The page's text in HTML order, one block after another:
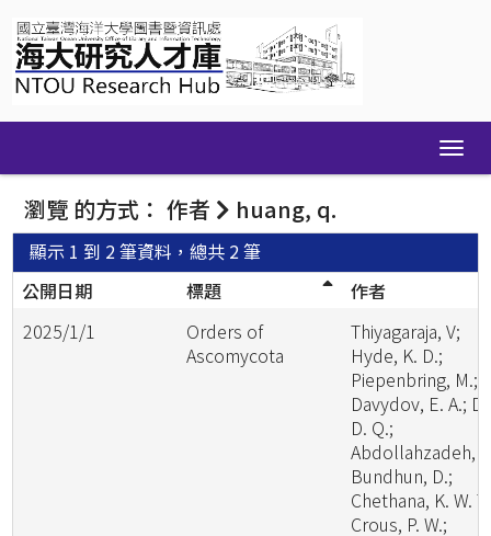
navigation
瀏覽 的方式： 作者 huang, q.
顯示 1 到 2 筆資料，總共 2 筆
公開日期
標題
作者
2025/1/1
Orders of
Ascomycota
Thiyagaraja, V;
Hyde, K. D.;
Piepenbring, M.;
Davydov, E. A.;
D. Q.;
Abdollahzadeh,
Bundhun, D.;
Chethana, K. W.
Crous, P. W.;